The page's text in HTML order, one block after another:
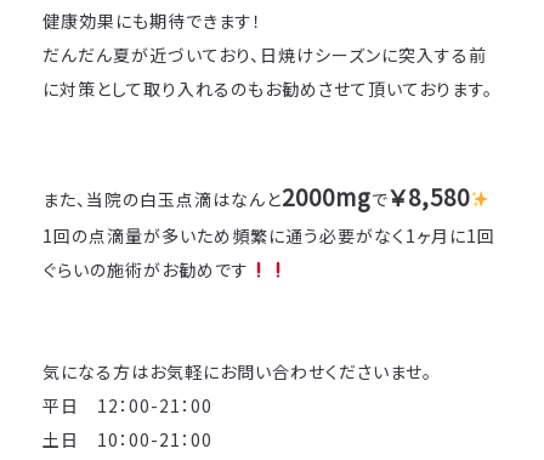
健康効果にも期待できます！
だんだん夏が近づいており、日焼けシーズンに突入する前
に対策として取り入れるのもお勧めさせて頂いております。
また、当院の白玉点滴はなんと2000mgで￥8,580
1回の点滴量が多いため頻繁に通う必要がなく1ヶ月に1回
ぐらいの施術がお勧めです
気になる方はお気軽にお問い合わせくださいませ。
平日 12：00-21：00
土日 10：00-21：00